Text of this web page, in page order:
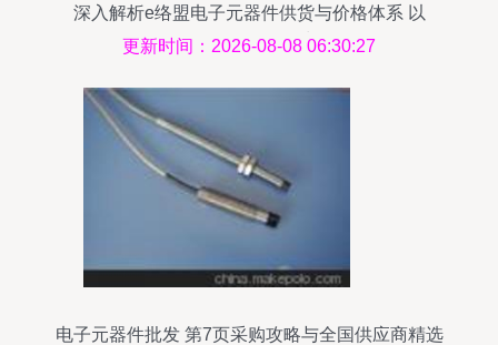
深入解析e络盟电子元器件供货与价格体系 以
12401562e4型号为例
更新时间：2026-08-08 06:30:27
电子元器件批发 第7页采购攻略与全国供应商精选